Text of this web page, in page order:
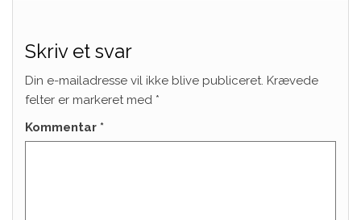
Skriv et svar
Din e-mailadresse vil ikke blive publiceret. Krævede
felter er markeret med *
Kommentar *